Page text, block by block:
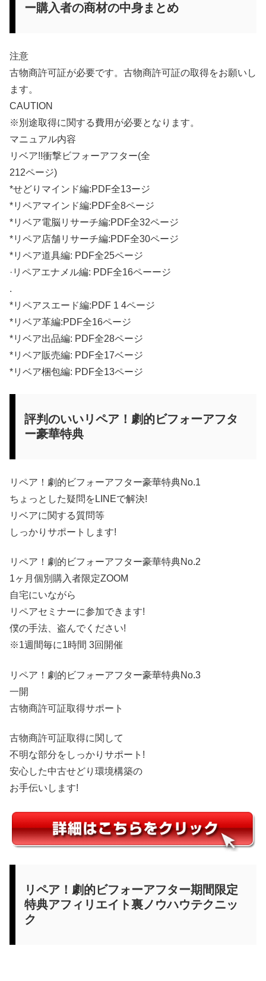
ー購入者の商材の中身まとめ
注意
古物商許可証が必要です。古物商許可証の取得をお願いし
ます。
CAUTION
※別途取得に関する費用が必要となります。
マニュアル内容
リベア!!衝撃ビフォーアフター(全
212ページ)
*せどりマインド編:PDF全13ージ
*リペアマインド編:PDF全8ページ
*リベア電脳リサーチ編:PDF全32ページ
*リペア店舗リサーチ編:PDF全30ページ
*リペア道具編: PDF全25ページ
·リペアエナメル編: PDF全16ペーージ
.
*リペアスエード編:PDF 1 4ページ
*リベア革編:PDF全16ページ
*リベア出品編: PDF全28ページ
*リベア販売編: PDF全17ベージ
*リベア梱包編: PDF全13ページ
評判のいいリペア！劇的ビフォーアフタ
ー豪華特典
リペア！劇的ビフォーアフター豪華特典No.1
ちょっとした疑問をLINEで解決!
リベアに関する質問等
しっかりサポートします!
リペア！劇的ビフォーアフター豪華特典No.2
1ヶ月個別購入者限定ZOOM
自宅にいながら
リペアセミナーに参加できます!
僕の手法、盗んでください!
※1週間毎に1時間 3回開催
リペア！劇的ビフォーアフター豪華特典No.3
一開
古物商許可証取得サポート
古物商許可証取得に関して
不明な部分をしっかりサポート!
安心した中古せどり環境構築の
お手伝いします!
リペア！劇的ビフォーアフター期間限定
特典アフィリエイト裏ノウハウテクニッ
ク